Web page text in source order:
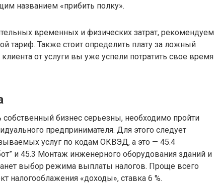
названием «прибить полку».
временных и физических затрат, рекомендуем
тариф. Также стоит определить плату за ложный
от услуги вы уже успели потратить свое время
бизнес серьезны, необходимо пройти
предпринимателя. Для этого следует
услуг по кодам ОКВЭД, а это — 45.4
и 45.3 Монтаж инженерного оборудования зданий и
выбор режима выплаты налогов. Проще всего
налогооблажения «доходы», ставка 6 %.